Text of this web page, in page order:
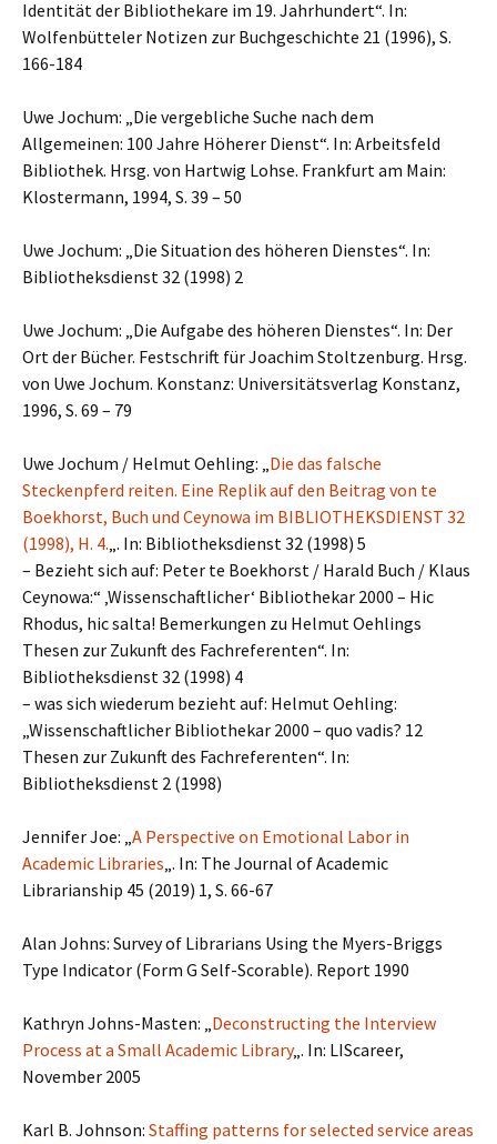
Identität der Bibliothekare im 19. Jahrhundert“. In:
Wolfenbütteler Notizen zur Buchgeschichte 21 (1996), S.
166-184
Uwe Jochum: „Die vergebliche Suche nach dem
Allgemeinen: 100 Jahre Höherer Dienst“. In: Arbeitsfeld
Bibliothek. Hrsg. von Hartwig Lohse. Frankfurt am Main:
Klostermann, 1994, S. 39 – 50
Uwe Jochum: „Die Situation des höheren Dienstes“. In:
Bibliotheksdienst 32 (1998) 2
Uwe Jochum: „Die Aufgabe des höheren Dienstes“. In: Der
Ort der Bücher. Festschrift für Joachim Stoltzenburg. Hrsg.
von Uwe Jochum. Konstanz: Universitätsverlag Konstanz,
1996, S. 69 – 79
Uwe Jochum / Helmut Oehling: „Die das falsche
Steckenpferd reiten. Eine Replik auf den Beitrag von te
Boekhorst, Buch und Ceynowa im BIBLIOTHEKSDIENST 32
(1998), H. 4.„. In: Bibliotheksdienst 32 (1998) 5
– Bezieht sich auf: Peter te Boekhorst / Harald Buch / Klaus
Ceynowa:“ ‚Wissenschaftlicher‘ Bibliothekar 2000 – Hic
Rhodus, hic salta! Bemerkungen zu Helmut Oehlings
Thesen zur Zukunft des Fachreferenten“. In:
Bibliotheksdienst 32 (1998) 4
– was sich wiederum bezieht auf: Helmut Oehling:
„Wissenschaftlicher Bibliothekar 2000 – quo vadis? 12
Thesen zur Zukunft des Fachreferenten“. In:
Bibliotheksdienst 2 (1998)
Jennifer Joe: „A Perspective on Emotional Labor in
Academic Libraries„. In: The Journal of Academic
Librarianship 45 (2019) 1, S. 66-67
Alan Johns: Survey of Librarians Using the Myers-Briggs
Type Indicator (Form G Self-Scorable). Report 1990
Kathryn Johns-Masten: „Deconstructing the Interview
Process at a Small Academic Library„. In: LIScareer,
November 2005
Karl B. Johnson: Staffing patterns for selected service areas